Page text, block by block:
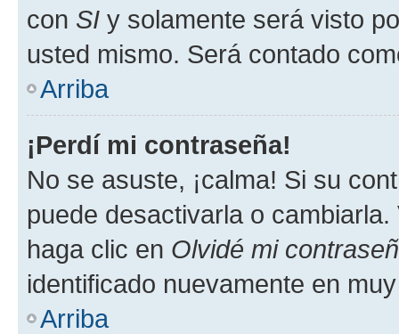
con SI y solamente será visto
usted mismo. Será contado
Arriba
¡Perdí mi contraseña!
No se asuste, ¡calma! Si su
puede desactivarla o
haga clic en Olvidé mi
identificado nuevamente en
Arriba